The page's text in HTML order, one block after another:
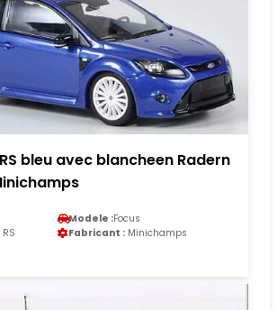
bleu avec blancheen Radern
Modele :Focus
Fabricant : Minichamps